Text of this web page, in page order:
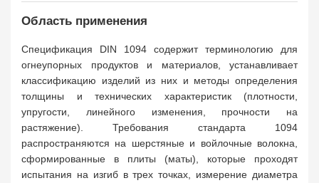
Область применения
Спецификация DIN 1094 содержит терминологию для
огнеупорных продуктов и материалов, устанавливает
классификацию изделий из них и методы определения
толщины и технических характеристик (плотности,
упругости, линейного изменения, прочности на
растяжение). Требования стандарта 1094
распространяются на шерстяные и войлочные волокна,
сформированные в плиты (маты), которые проходят
испытания на изгиб в трех точках, измерение диаметра